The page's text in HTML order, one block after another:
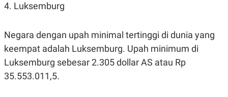
4. Luksemburg
Negara dengan upah minimal tertinggi di dunia yang
keempat adalah Luksemburg. Upah minimum di
Luksemburg sebesar 2.305 dollar AS atau Rp
35.553.011,5.